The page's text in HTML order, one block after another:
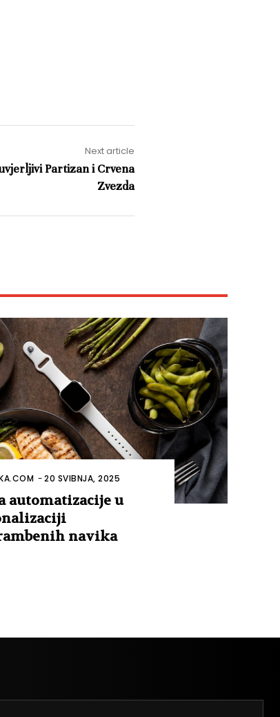
Next article
Partizan i Crvena
Zvezda
-20 SVIBNJA, 2025
automatizacije u
navika